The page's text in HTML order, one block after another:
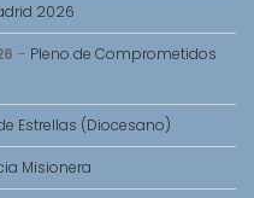
2026
– Pleno de Comprometidos
Estrellas (Diocesano)
Misionera